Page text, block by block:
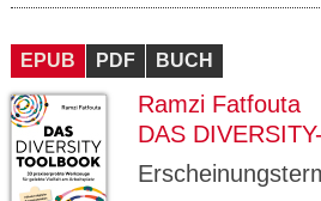
EPUB PDF BUCH
Ramzi Fatfouta
DAS